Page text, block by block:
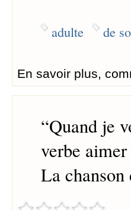
adulte de
En savoir plus,
“Quand je
verbe
La